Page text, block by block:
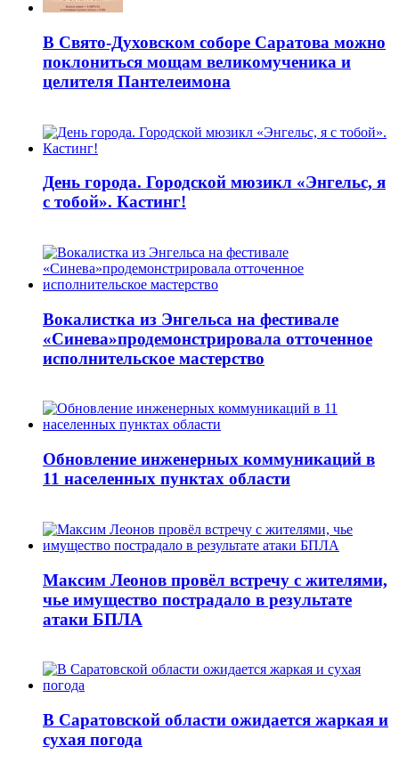
В Свято-Духовском соборе Саратова можно
поклониться мощам великомученика и
целителя Пантелеимона
День города. Городской мюзикл «Энгельс, я
с тобой». Кастинг!
Вокалистка из Энгельса на фестивале
«Синева»продемонстрировала отточенное
исполнительское мастерство
Обновление инженерных коммуникаций в
11 населенных пунктах области
Максим Леонов провёл встречу с жителями,
чье имущество пострадало в результате
атаки БПЛА
В Саратовской области ожидается жаркая и
сухая погода